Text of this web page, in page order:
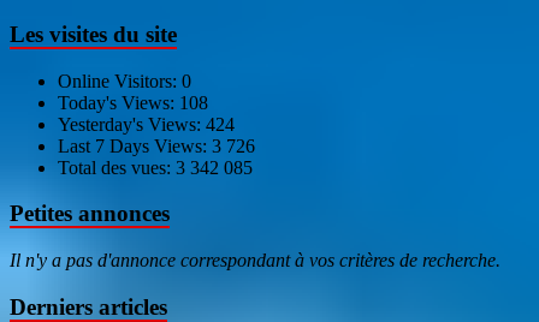
Les visites du site
Online Visitors: 0
Today's Views: 108
Yesterday's Views: 424
Last 7 Days Views: 3 726
Total des vues: 3 342 085
Petites annonces
Il n'y a pas d'annonce correspondant à vos critères de recherche.
Derniers articles